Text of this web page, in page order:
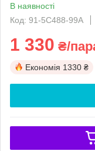
В наявності
Код: 91-5C488-99A
1 330 ₴/
Економія 1330 ₴